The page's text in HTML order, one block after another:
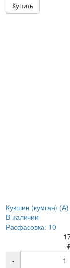
Купить
Кувшин (кумган)
В наличии
Расфасовка: 10
-